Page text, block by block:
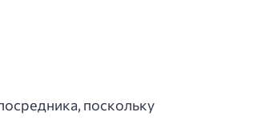
поскольку